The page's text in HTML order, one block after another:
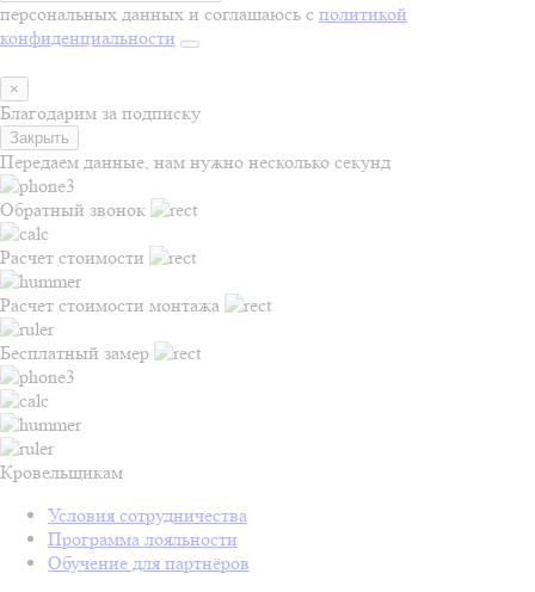
персональных данных и соглашаюсь с политикой
конфиденциальности
×
Благодарим за подписку
Закрыть
Передаем данные, нам нужно несколько секунд
Обратный звонок
Расчет стоимости
Расчет стоимости монтажа
Бесплатный замер
Кровельщикам
Условия сотрудничества
Программа лояльности
Обучение для партнёров